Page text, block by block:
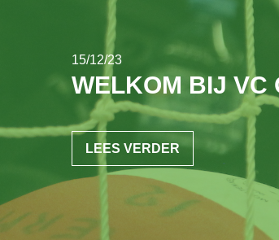
15/12/23
WELKOM BIJ VC
LEES VERDER